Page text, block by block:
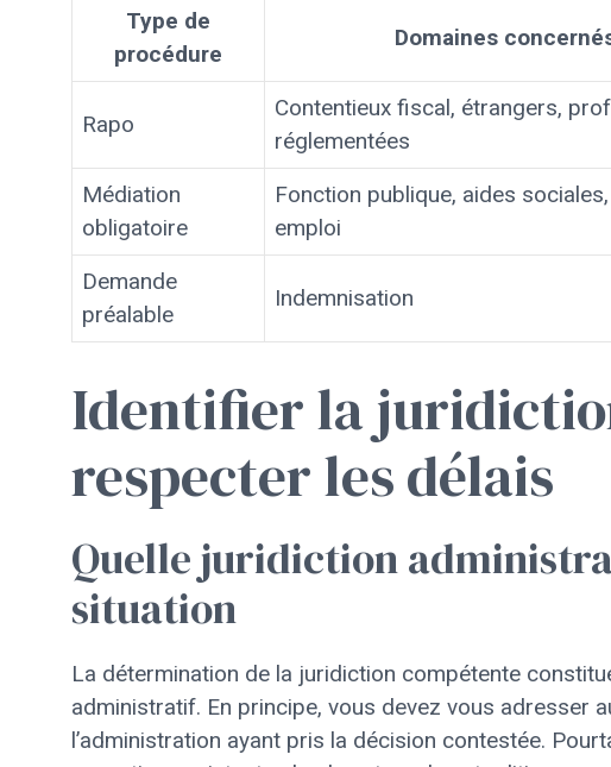
Type de
procédure
Domaines
Rapo
Contentieux fiscal, étrangers,
réglementées
Médiation
obligatoire
Fonction publique, aides
emploi
Demande
préalable
Indemnisation
Identifier la
respecter les délais
Quelle juridiction
situation
La détermination de la juridiction compétente
administratif. En principe, vous devez vous adresser
l’administration ayant pris la décision contestée.